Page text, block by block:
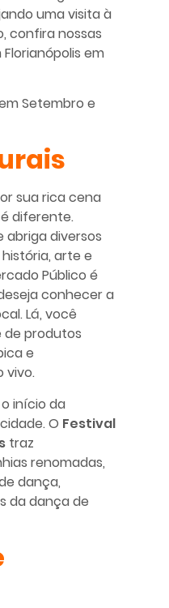
uma visita à
confira nossas
em
Setembro e
sua rica cena
diferente.
abriga diversos
arte e
Público é
conhecer a
Lá, você
produtos
e
vivo.
início da
O Festival
traz
renomadas,
dança,
da dança de